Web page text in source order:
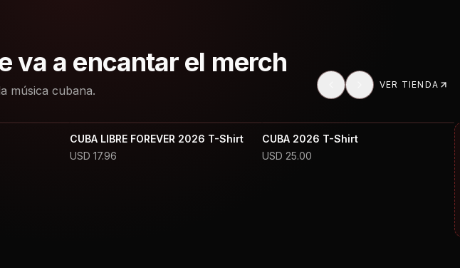
va a encantar el merch
música cubana. VER TIENDA
CUBA LIBRE FOREVER 2026 T-Shirt
USD 17.96
CUBA 2026 T-Shirt
USD 25.00